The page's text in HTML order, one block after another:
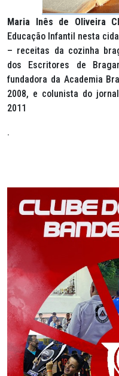
Maria Inês de Oliveira
Educação Infantil nesta
– receitas da cozinha
dos Escritores de
fundadora da Academia
2008, e colunista do
2011
.